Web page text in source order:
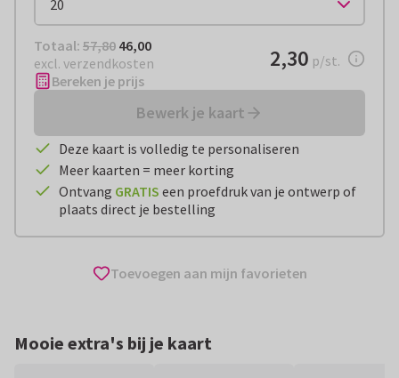
Totaal: € 46,00
Totaal: 57,80 46,00
excl. verzendkosten
€ 2,30per stuk
2,30 p/st.
Bereken je prijs
Bewerk je kaart
Deze kaart is volledig te personaliseren
Meer kaarten = meer korting
Ontvang GRATIS een proefdruk van je ontwerp of
plaats direct je bestelling
Toevoegen aan mijn favorieten
Mooie extra's bij je kaart